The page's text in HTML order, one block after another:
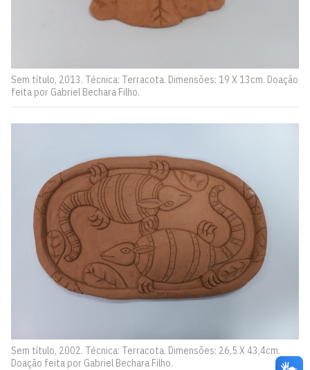
Sem título, 2013. Técnica: Terracota. Dimensões: 19 X 13cm. Doação
feita por Gabriel Bechara Filho.
Sem título, 2002. Técnica: Terracota. Dimensões: 26,5 X 43,4cm.
Doação feita por Gabriel Bechara Filho.